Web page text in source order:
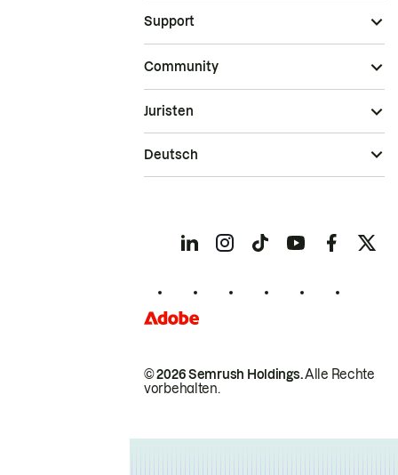
Support
Community
© 2026 Semrush Holdings.Alle Rechte
vorbehalten.
Juristen
Deutsch